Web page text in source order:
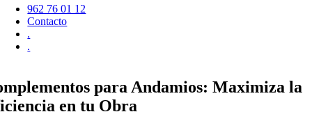
962 76 01 12
Contacto
.
.
para Andamios: Maximiza la
en tu Obra